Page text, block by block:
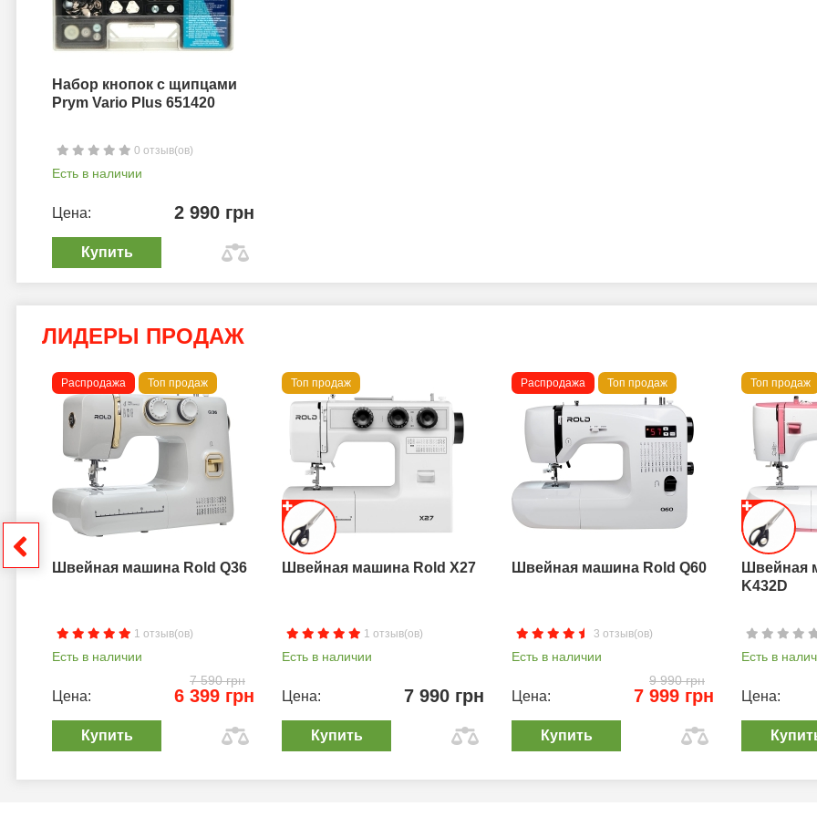
Набор кнопок с щипцами
Prym Vario Plus 651420
0 отзыв(ов)
Есть в наличии
Цена: 2 990 грн
Купить
ЛИДЕРЫ ПРОДАЖ
Распродажа Топ продаж
Швейная машина Rold Q36
1 отзыв(ов)
Есть в наличии
7 590 грн
Цена: 6 399 грн
Купить
Топ продаж
Швейная машина Rold X27
1 отзыв(ов)
Есть в наличии
Цена: 7 990 грн
Купить
Распродажа Топ продаж
Швейная машина Rold Q60
3 отзыв(ов)
Есть в наличии
9 990 грн
Цена: 7 999 грн
Купить
Топ продаж
Швейная
K432D
Есть в
Цена: